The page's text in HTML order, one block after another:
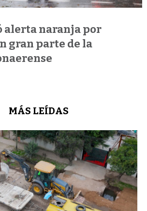
alerta naranja por
gran parte de la
MÁS LEÍDAS